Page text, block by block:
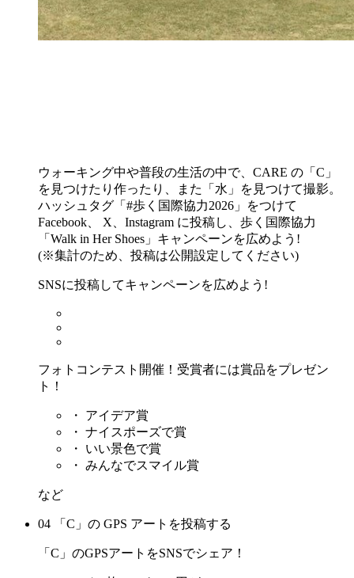
ウォーキング中や普段の生活の中で、CARE の「C」
を見つけたり作ったり、また「水」を見つけて撮影。
ハッシュタグ「 #歩く国際協力2026 」をつけて
Facebook、 X、Instagram に投稿し、歩く国際協力
「Walk in Her Shoes」キャンペーンを広めよう!
(※集計のため、投稿は公開設定してください)
SNSに投稿してキャンペーンを広めよう!
フォトコンテスト開催！受賞者には賞品をプレゼン
ト！
・ アイデア賞
・ ナイスポーズで賞
・ いい景色で賞
・ みんなでスマイル賞
など
04 「C」の GPS アートを投稿する
「C」のGPSアートをSNSでシェア！